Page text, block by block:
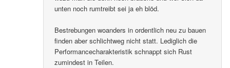
unten noch rumtreibt sei ja eh blöd.
Bestrebungen woanders in ordentlich neu zu bauen
finden aber schlichtweg nicht statt. Lediglich die
Performancecharakteristik schnappt sich Rust
zumindest in Teilen.